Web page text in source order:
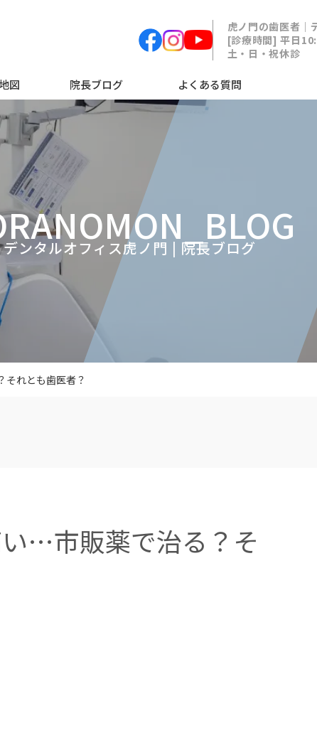
虎ノ門の歯医者｜
[診療時間] 平日
土・日・祝休診
図 院長ブログ よくある質問
デンタルオフィス虎ノ門 | 院長ブログ
れとも歯医者？
…市販薬で治る？そ